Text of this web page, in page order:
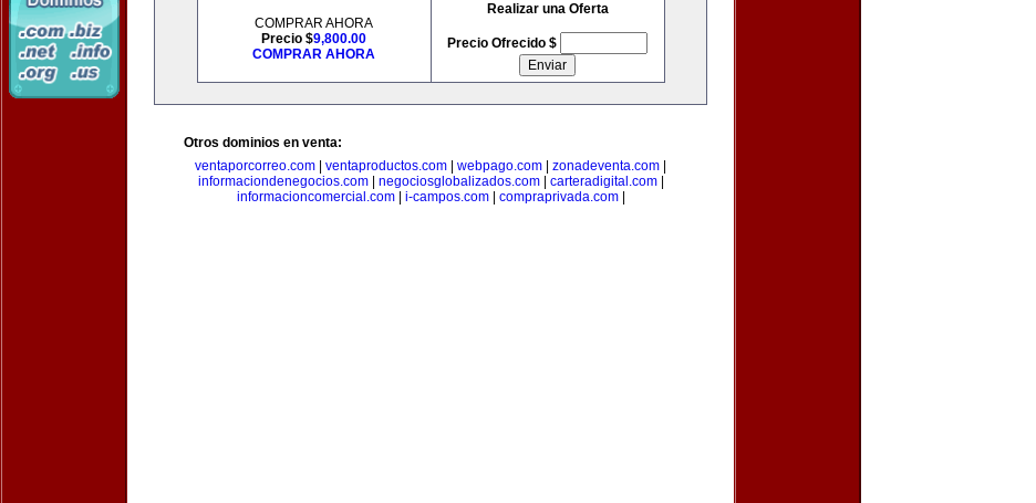
COMPRAR AHORA
Precio $9,800.00
COMPRAR AHORA
Realizar una Oferta
Precio Ofrecido $
Otros dominios en venta:
ventaporcorreo.com
ventaproductos.com webpago.com zonadeventa.com
informaciondenegocios.com| negociosglobalizados.com| carteradigital.com|
informacioncomercial.com| i-campos.com| compraprivada.com|